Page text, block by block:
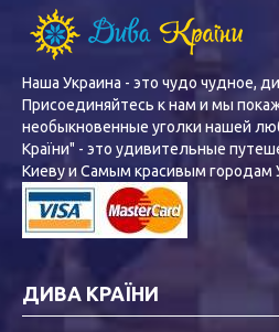
Наша Украина - это чудо чудное,
Присоединяйтесь к нам и мы
необыкновенные уголки нашей
Країни" - это удивительные
Киеву и Самым красивым городам
ДИВА КРАЇНИ